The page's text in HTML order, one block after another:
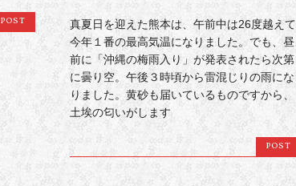
POST
真夏日を迎えた熊本は、午前中は26度越えて
今年１番の最高気温になりました。でも、昼
前に「沖縄の梅雨入り」が発表されたら次第
に曇り空。午後３時頃から雷混じりの雨にな
りました。黄砂も届いているものですから、
土埃の匂いがします
POST